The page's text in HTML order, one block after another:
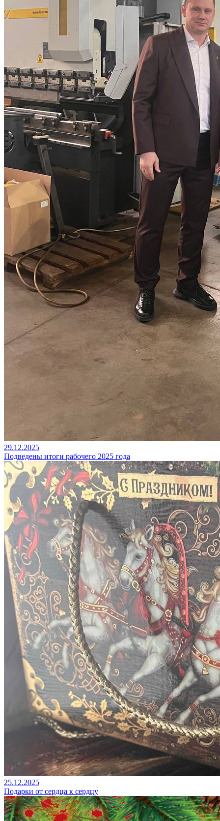
29.12.2025
Подведены итоги рабочего 2025 года
25.12.2025
Подарки от сердца к сердцу